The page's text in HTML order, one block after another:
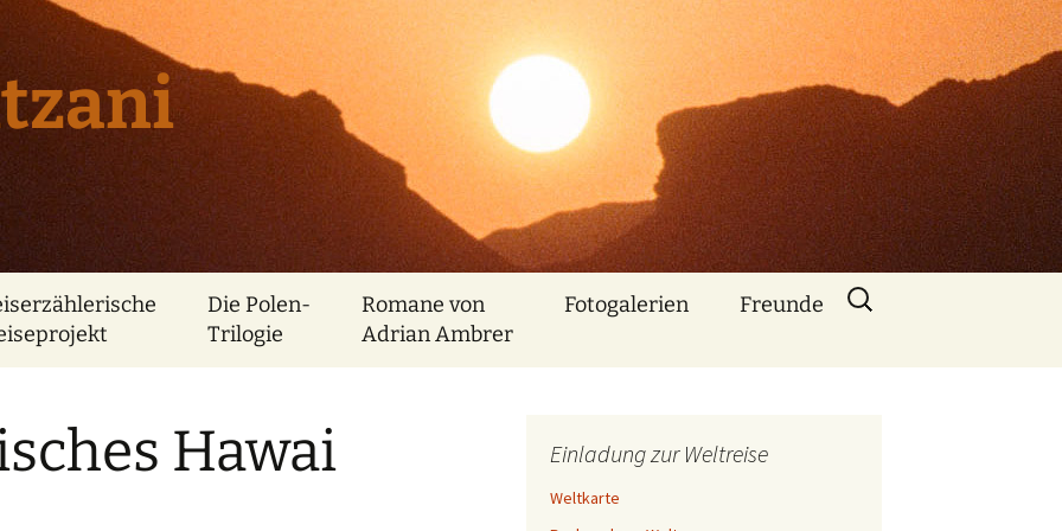
Die Polen-
Trilogie
Romane von
Adrian Ambrer
Fotogalerien Freunde
Animationen mit
Suchen
nach:
Hawai Einladung zur Weltreise
Weltkarte